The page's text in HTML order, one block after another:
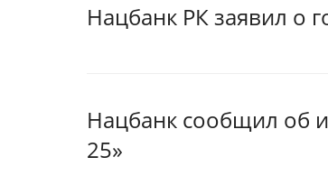
Нацбанк РК заявил о
Нацбанк сообщил об
25»